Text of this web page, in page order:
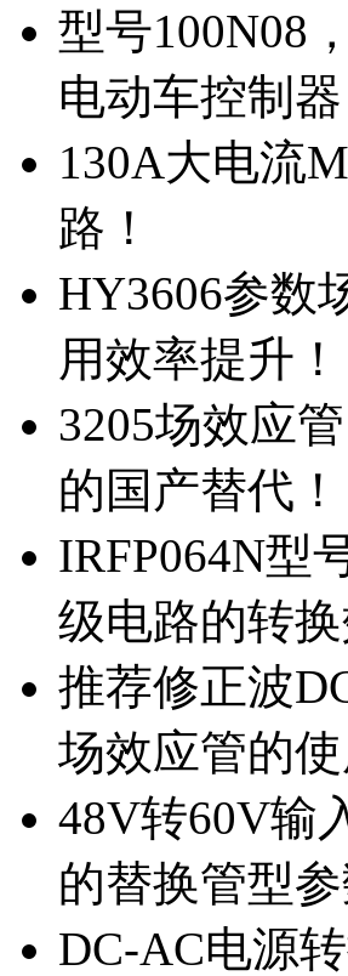
型号100N08
电动车控制器
130A大电流
路！
HY3606参数
用效率提升！
3205场效应
的国产替代！
IRFP064N型
级电路的转换
推荐修正波
场效应管的
48V转60V输
的替换管型参
DC-AC电源